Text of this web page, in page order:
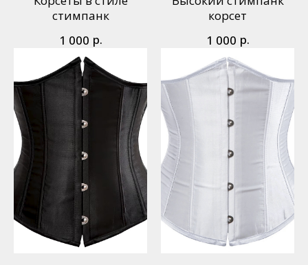
стимпанк
1 000 р.
корсет
1 000 р.